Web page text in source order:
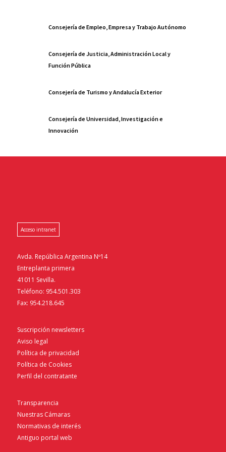
Consejería de Empleo, Empresa y Trabajo Autónomo
Consejería de Justicia, Administración Local y
Función Pública
Consejería de Turismo y Andalucía Exterior
Consejería de Universidad, Investigación e
Innovación
Acceso intranet
Avda. República Argentina Nº14
Entreplanta primera
41011 Sevilla.
Teléfono: 954.501.303
Fax: 954.218.645
Suscripción newsletters
Aviso legal
Política de privacidad
Política de Cookies
Perfil del contratante
Transparencia
Nuestras Cámaras
Normativas de interés
Antiguo portal web